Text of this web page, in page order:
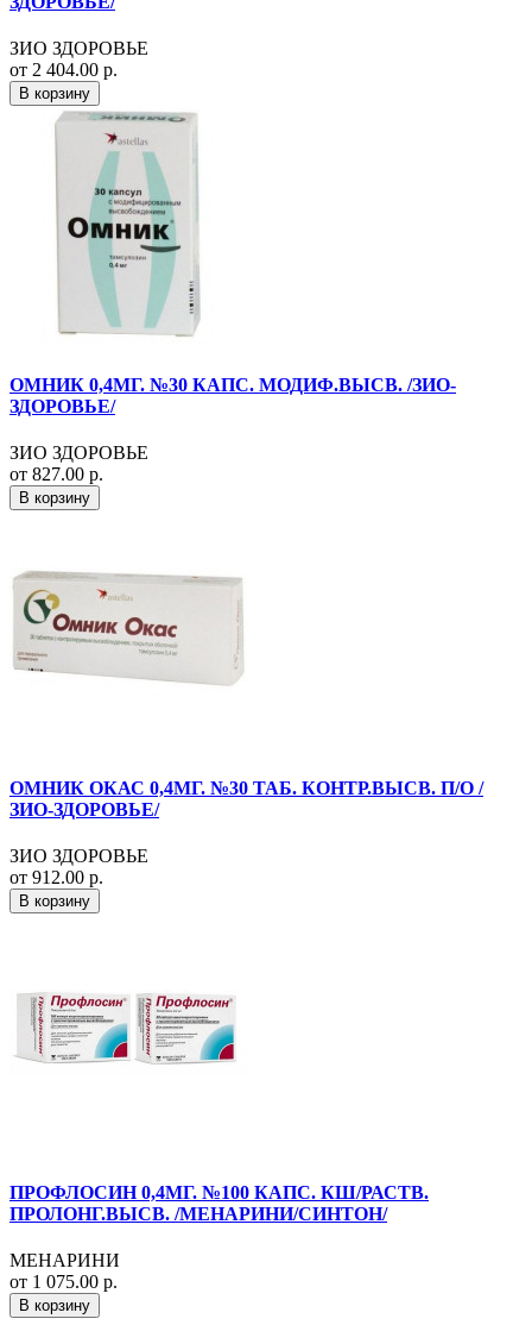
ЗИО ЗДОРОВЬЕ
от 2 404.00 р.
В корзину
ОМНИК 0,4МГ. №30 КАПС. МОДИФ.ВЫСВ. /ЗИО-
ЗДОРОВЬЕ/
ЗИО ЗДОРОВЬЕ
от 827.00 р.
В корзину
ОМНИК ОКАС 0,4МГ. №30 ТАБ. КОНТР.ВЫСВ. П/О /
ЗИО-ЗДОРОВЬЕ/
ЗИО ЗДОРОВЬЕ
от 912.00 р.
В корзину
ПРОФЛОСИН 0,4МГ. №100 КАПС. КШ/РАСТВ.
ПРОЛОНГ.ВЫСВ. /МЕНАРИНИ/СИНТОН/
МЕНАРИНИ
от 1 075.00 р.
В корзину